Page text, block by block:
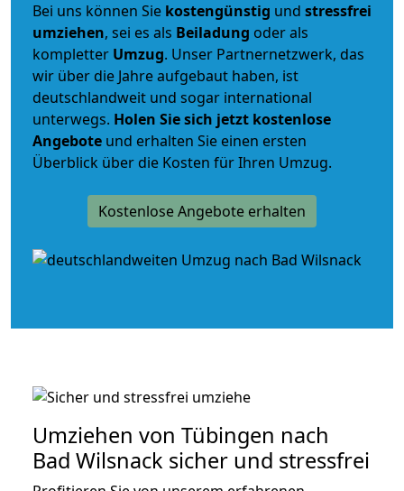
Bei uns können Sie kostengünstig und stressfrei
umziehen, sei es als Beiladung oder als
kompletter Umzug. Unser Partnernetzwerk, das
wir über die Jahre aufgebaut haben, ist
deutschlandweit und sogar international
unterwegs. Holen Sie sich jetzt kostenlose
Angebote und erhalten Sie einen ersten
Überblick über die Kosten für Ihren Umzug.
Kostenlose Angebote erhalten
Umziehen von Tübingen nach
Bad Wilsnack sicher und stressfrei